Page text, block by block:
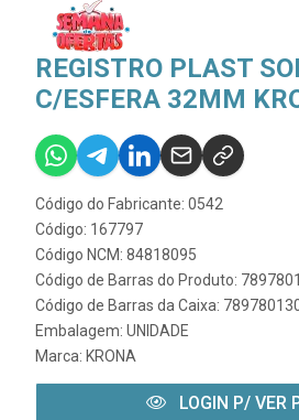
REGISTRO PLAST
C/ESFERA 32MM
Código do Fabricante: 0542
Código: 167797
Código NCM: 84818095
Código de Barras do Produto:
Código de Barras da Caixa:
Embalagem: UNIDADE
Marca: KRONA
LOGIN P/ VER